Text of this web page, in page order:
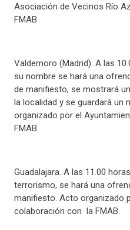
Asociación de Vecinos Río
FMAB
Valdemoro (Madrid). A las
su nombre se hará una
de manifiesto, se mostrará
la localidad y se guardará un
organizado por el
FMAB.
Guadalajara. A las 11.00
terrorismo, se hará una
manifiesto. Acto organizado
colaboración con la FMAB.